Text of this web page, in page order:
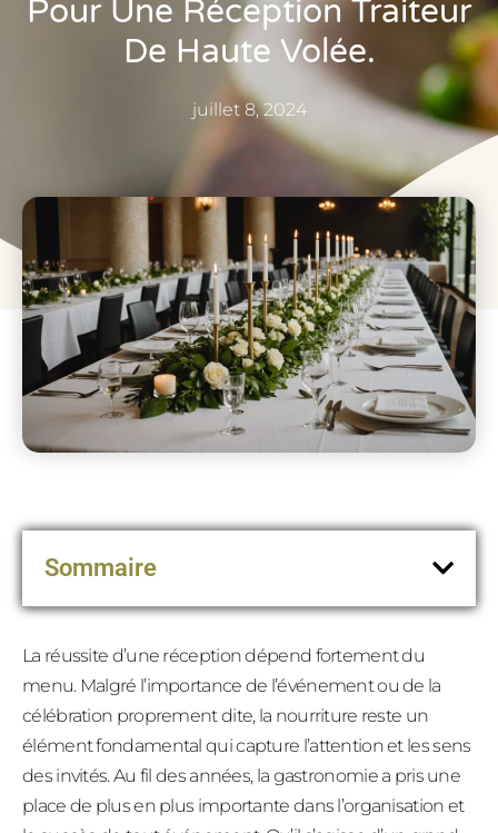
Pour Une Réception Traiteur
De Haute Volée.
juillet 8, 2024
Sommaire
La réussite d’une réception dépend fortement du
menu. Malgré l’importance de l’événement ou de la
célébration proprement dite, la nourriture reste un
élément fondamental qui capture l’attention et les sens
des invités. Au fil des années, la gastronomie a pris une
place de plus en plus importante dans l’organisation et